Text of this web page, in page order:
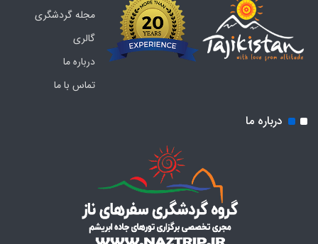
مجله گردشگری
گالری
درباره ما
تماس با ما
درباره ما